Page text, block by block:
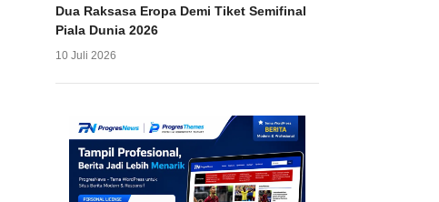
Dua Raksasa Eropa Demi Tiket Semifinal
Piala Dunia 2026
10 Juli 2026